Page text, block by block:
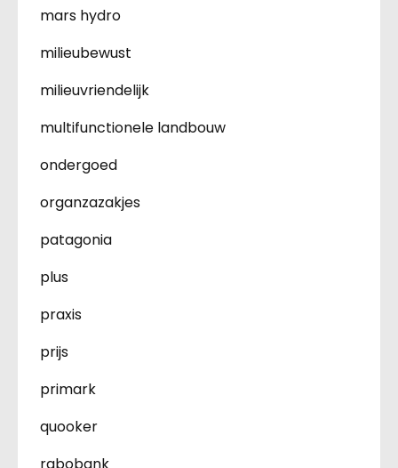
mars hydro
milieubewust
milieuvriendelijk
multifunctionele landbouw
ondergoed
organzazakjes
patagonia
plus
praxis
prijs
primark
quooker
rabobank